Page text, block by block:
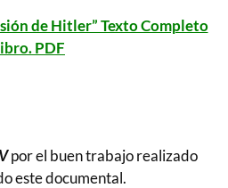
de Hitler” Texto Completo
PDF
V por el buen trabajo realizado
este documental.